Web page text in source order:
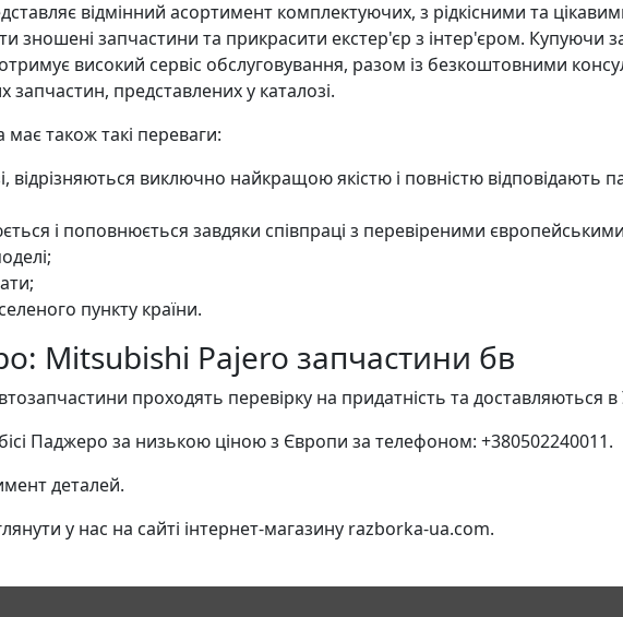
відмінний асортимент комплектуючих, з рідкісними та
запчастини та прикрасити екстер'єр з інтер'єром. Купуючи
високий сервіс обслуговування, разом із безкоштовними
запчастин, представлених у каталозі.
також такі переваги:
відрізняються виключно найкращою якістю і повністю відповідають
і поповнюється завдяки співпраці з перевіреними
пункту країни.
Mitsubishi Pajero запчастини бв
проходять перевірку на придатність та доставляються в
Паджеро за низькою ціною з Європи за телефоном: +380502240011.
деталей.
у нас на сайті інтернет-магазину razborka-ua.com.